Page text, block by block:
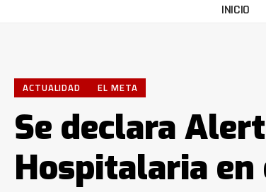
INICIO
ACTUALIDAD EL META
Se declara
Hospitalaria en